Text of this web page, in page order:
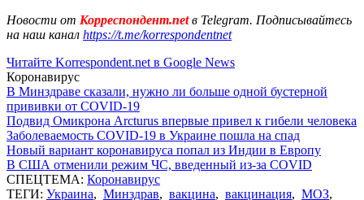
Новости от Корреспондент.netв Telegram. Подписывайтесь
на наш канал https://t.me/korrespondentnet
Читайте Korrespondent.net в Google News
Коронавирус
В Минздраве сказали, нужно ли больше одной бустерной
прививки от COVID-19
Подвид Омикрона Arcturus впервые привел к гибели человека
Заболеваемость COVID-19 в Украине пошла на спад
Новый вариант коронавируса попал из Индии в Европу
В США отменили режим ЧС, введенный из-за COVID
СПЕЦТЕМА: Коронавирус
ТЕГИ: Украина, Минздрав, вакцина, вакцинация, МОЗ,